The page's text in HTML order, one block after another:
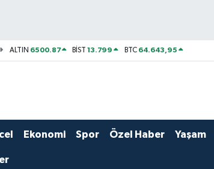
ALTIN 6500.87 BİST13.799 BTC 64.643,95
Ekonomi Spor Özel Haber Yaşam